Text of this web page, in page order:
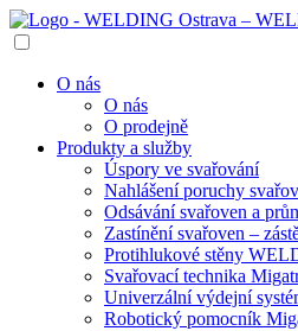
O nás
O nás
O prodejně
Produkty a služby
Úspory ve svařování
Nahlášení poruchy
Odsávání svařoven a
Zastínění svařoven –
Protihlukové stěny
Svařovací technika
Univerzální výdejní
Robotický pomocník